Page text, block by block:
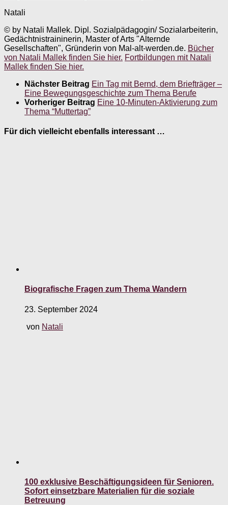
Natali
© by Natali Mallek. Dipl. Sozialpädagogin/ Sozialarbeiterin,
Gedächtnistraininerin, Master of Arts "Alternde
Gesellschaften", Gründerin von Mal-alt-werden.de. Bücher
von Natali Mallek finden Sie hier. Fortbildungen mit Natali
Mallek finden Sie hier.
Nächster Beitrag Ein Tag mit Bernd, dem Briefträger –
Eine Bewegungsgeschichte zum Thema Berufe
Vorheriger Beitrag Eine 10-Minuten-Aktivierung zum
Thema “Muttertag”
Für dich vielleicht ebenfalls interessant …
Biografische Fragen zum Thema Wandern
23. September 2024
von Natali
100 exklusive Beschäftigungsideen für Senioren.
Sofort einsetzbare Materialien für die soziale
Betreuung